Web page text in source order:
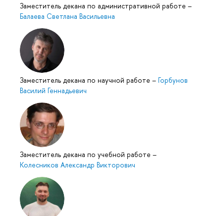
Заместитель декана по административной работе –
Балаева Светлана Васильевна
Заместитель декана по научной работе – Горбунов
Василий Геннадьевич
Заместитель декана по учебной работе –
Колесников Александр Викторович